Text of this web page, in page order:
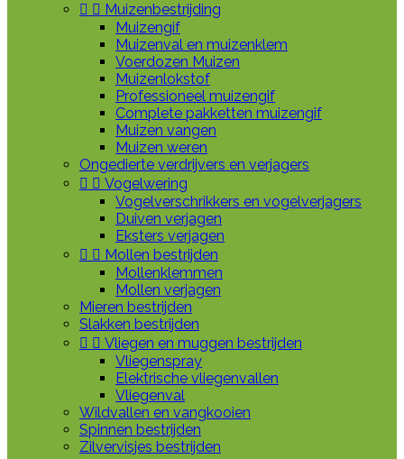
  Muizenbestrijding
Muizengif
Muizenval en muizenklem
Voerdozen Muizen
Muizenlokstof
Professioneel muizengif
Complete pakketten muizengif
Muizen vangen
Muizen weren
Ongedierte verdrijvers en verjagers
  Vogelwering
Vogelverschrikkers en vogelverjagers
Duiven verjagen
Eksters verjagen
  Mollen bestrijden
Mollenklemmen
Mollen verjagen
Mieren bestrijden
Slakken bestrijden
  Vliegen en muggen bestrijden
Vliegenspray
Elektrische vliegenvallen
Vliegenval
Wildvallen en vangkooien
Spinnen bestrijden
Zilvervisjes bestrijden